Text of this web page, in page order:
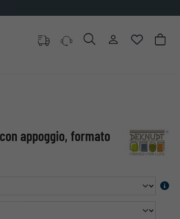
appoggio, formato